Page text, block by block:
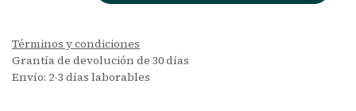
Términos y condiciones
Grantía de devolución de 30 días
Envío: 2-3 días laborables